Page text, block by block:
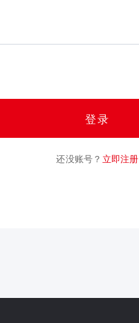
登录
还没账号？ 立即注册